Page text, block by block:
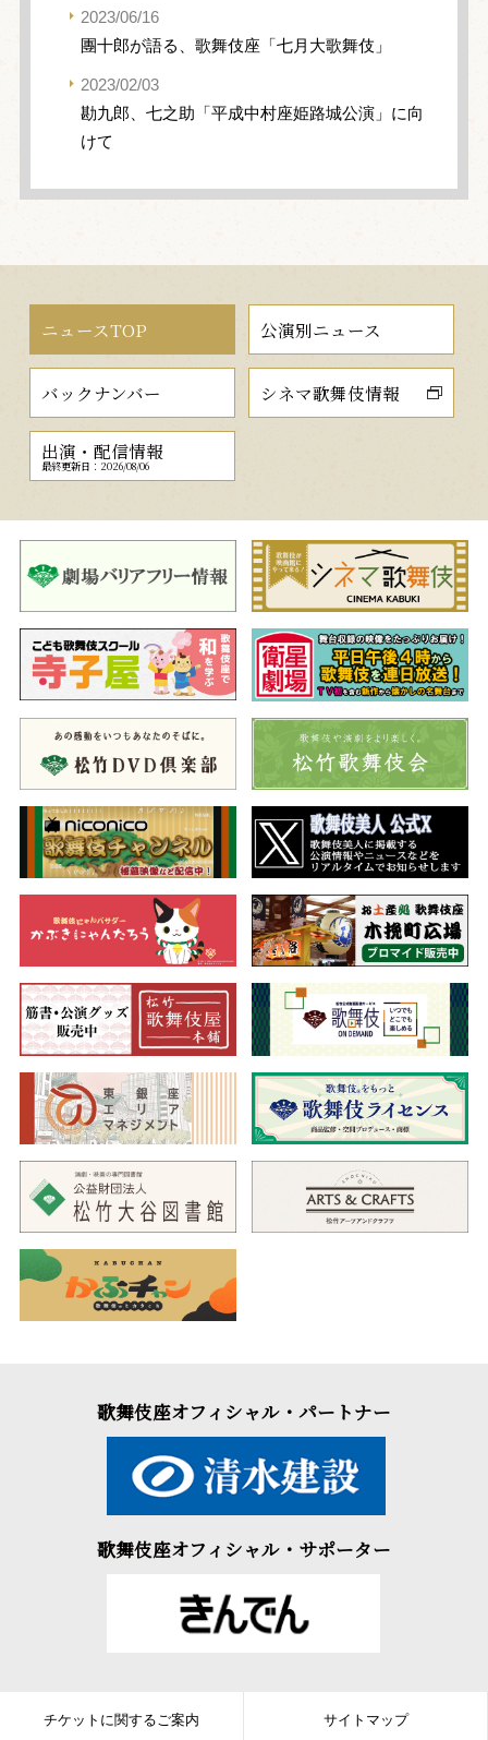
2023/06/16
團十郎が語る、歌舞伎座「七月大歌舞伎」
2023/02/03
勘九郎、七之助「平成中村座姫路城公演」に向
けて
ニュースTOP 公演別ニュース
バックナンバー シネマ歌舞伎情報
出演・配信情報
最終更新日：2026/08/06
歌舞伎座オフィシャル・パートナー
歌舞伎座オフィシャル・サポーター
チケットに関するご案内 サイトマップ